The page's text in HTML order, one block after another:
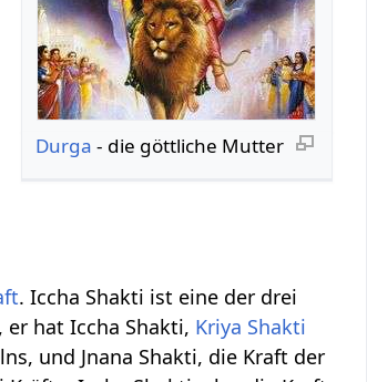
Durga - die göttliche Mutter
. Iccha Shakti ist eine der drei
er hat Iccha Shakti, Kriya Shakti
und Jnana Shakti, die Kraft der